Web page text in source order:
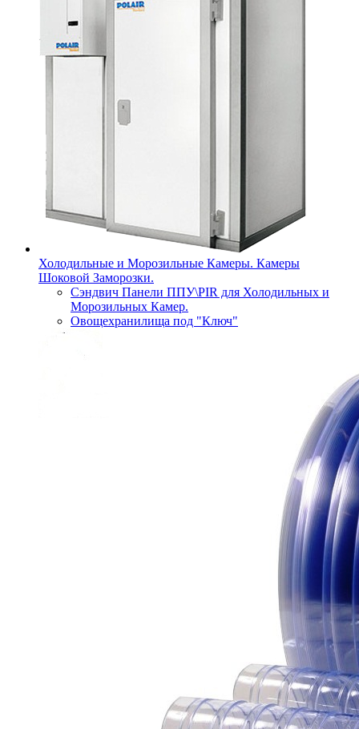
Холодильные и Морозильные Камеры. Камеры
Шоковой Заморозки.
Сэндвич Панели ППУ\PIR для Холодильных и
Морозильных Камер.
Овощехранилища под "Ключ"